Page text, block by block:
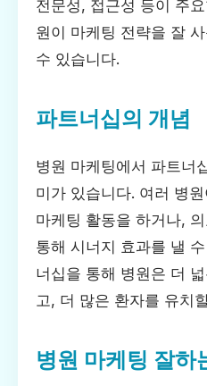
전문성, 접근성 등이 주
원이 마케팅 전략을 잘
수 있습니다.
파트너십의 개념
병원 마케팅에서 파트너
미가 있습니다. 여러 병
마케팅 활동을 하거나,
통해 시너지 효과를 낼
너십을 통해 병원은 더
고, 더 많은 환자를 유치
병원 마케팅 잘하